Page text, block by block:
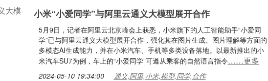
小米“小爱同学”与阿里云通义大模型展开合作
5月9日，记者在阿里云北京峰会上获悉，小米旗下的人工智能助手“小爱同
学”已与阿里云通义大模型展开合作，强化其在图片生成、图片理解等方面的
多模态AI生成能力，并在小米汽车、手机等多类设备落地。以最新推出的小
米汽车SU7为例，车上的“小爱同学”可遵从乘客的自然语言指令……更多
2024-05-10 19:34:00 通义,阿里,小米,模型,同学,合作